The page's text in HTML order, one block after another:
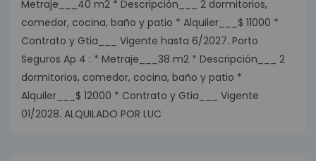
Metraje___40 m2 * Descripción___ 2 dormitorios,
comedor, cocina, baño y patio * Alquiler___$ 11000 *
Contrato y Gtia___ Vigente hasta 6/2027. Porto
Seguros Ap 4 : * Metraje___38 m2 * Descripción___ 2
dormitorios, comedor, cocina, baño y patio *
Alquiler___$ 12000 * Contrato y Gtia___ Vigente
01/2028. ALQUILADO POR LUC